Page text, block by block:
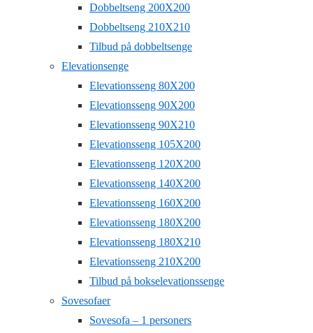
Dobbeltseng 200X200
Dobbeltseng 210X210
Tilbud på dobbeltsenge
Elevationsenge
Elevationsseng 80X200
Elevationsseng 90X200
Elevationsseng 90X210
Elevationsseng 105X200
Elevationsseng 120X200
Elevationsseng 140X200
Elevationsseng 160X200
Elevationsseng 180X200
Elevationsseng 180X210
Elevationsseng 210X200
Tilbud på bokselevationssenge
Sovesofaer
Sovesofa – 1 personers